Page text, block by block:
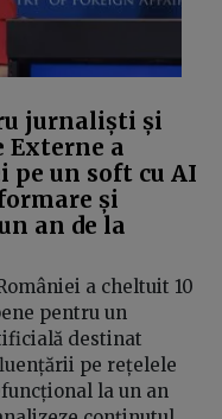
jurnaliști și
a
pe un soft cu AI
și
an de la
a cheltuit 10
pentru un
destinat
pe rețelele
la un an